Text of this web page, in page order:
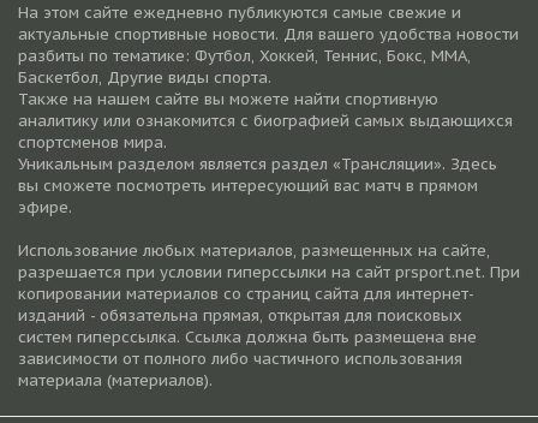
На этом сайте ежедневно публикуются самые свежие и
актуальные спортивные новости. Для вашего удобства новости
разбиты по тематике: Футбол, Хоккей, Теннис, Бокс, ММА,
Баскетбол, Другие виды спорта.
Также на нашем сайте вы можете найти спортивную
аналитику или ознакомится с биографией самых выдающихся
спортсменов мира.
Уникальным разделом является раздел «Трансляции». Здесь
вы сможете посмотреть интересующий вас матч в прямом
эфире.
Использование любых материалов, размещенных на сайте,
разрешается при условии гиперссылки на cайт prsport.net. При
копировании материалов со страниц сайта для интернет-
изданий - обязательна прямая, открытая для поисковых
систем гиперссылка. Ссылка должна быть размещена вне
зависимости от полного либо частичного использования
материала (материалов).